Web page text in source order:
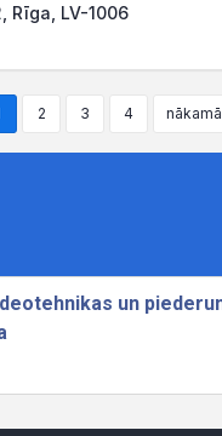
Rīga, LV-1006
2 3 4 nākamā